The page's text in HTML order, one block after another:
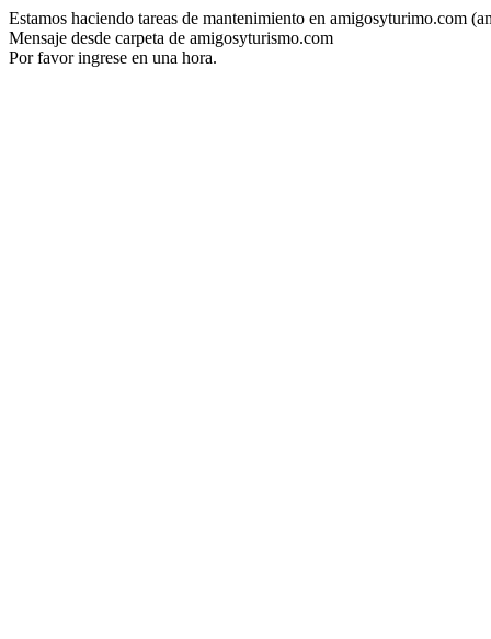
Estamos haciendo tareas de mantenimiento en amigosyturimo.com
Mensaje desde carpeta de amigosyturismo.com
Por favor ingrese en una hora.